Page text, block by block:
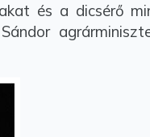
és a dicsérő